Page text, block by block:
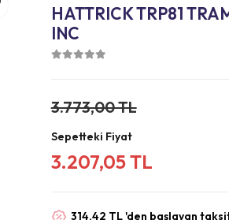
HATTRICK TRP81
INC
3.773,00 TL
Sepetteki Fiyat
3.207,05 TL
314,42 TL 'den başlayan